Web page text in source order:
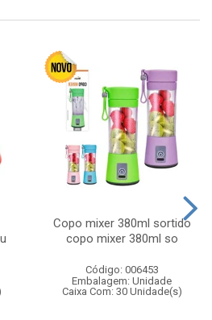
Copo mixer 380ml sortido
copo mixer 380ml so
Código: 006453
Embalagem: Unidade
Caixa Com: 30 Unidade(s)